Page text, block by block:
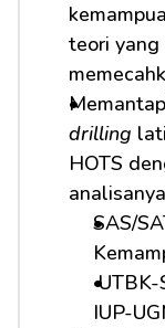
teori
drilling
HOTS
SAS/
UTBK-SNBT, Seleksi Mandiri PTN dan
IUP-